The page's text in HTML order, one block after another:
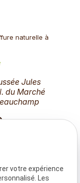
naturelle à
Jules
du Marché
votre expérience
Les